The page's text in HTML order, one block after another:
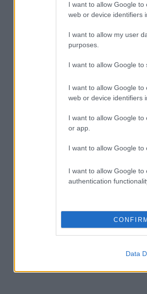
I want to allow Google
web or device identifiers
I want to allow my user
purposes.
I want to allow Google to
I want to allow Google
web or device identifiers
I want to allow Google
or app.
I want to allow Google to
I want to allow Google
authentication
Data